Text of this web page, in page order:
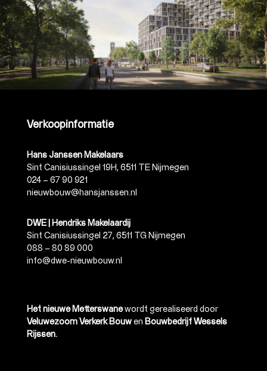
Verkoopinformatie
Hans Janssen Makelaars
Sint Canisiussingel 19H, 6511 TE Nijmegen
024 – 67 90 921
nieuwbouw@hansjanssen.nl
DWE | Hendriks Makelaardij
Sint Canisiussingel 27, 6511 TG Nijmegen
088 – 80 89 000
info@dwe-nieuwbouw.nl
Het nieuwe Metterswanewordt gerealiseerd door
Veluwezoom Verkerk Bouwen Bouwbedrijf Wessels
Rijssen.